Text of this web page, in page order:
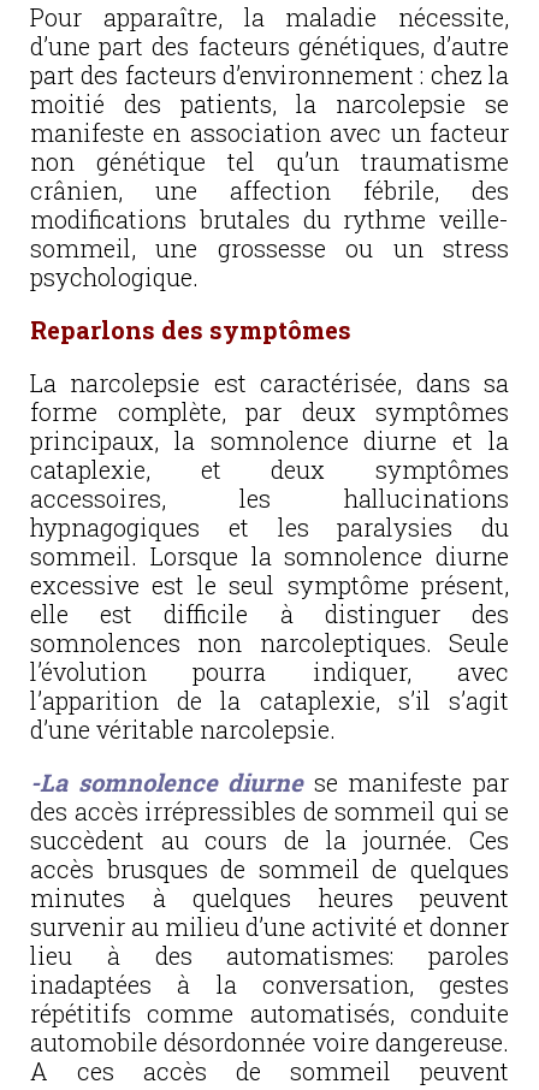
Pour apparaître, la maladie nécessite,
d’une part des facteurs génétiques, d’autre
part des facteurs d’environnement : chez la
moitié des patients, la narcolepsie se
manifeste en association avec un facteur
non génétique tel qu’un traumatisme
crânien, une affection fébrile, des
modifications brutales du rythme veille-
sommeil, une grossesse ou un stress
psychologique.
Reparlons des symptômes
La narcolepsie est caractérisée, dans sa
forme complète, par deux symptômes
principaux, la somnolence diurne et la
cataplexie, et deux symptômes
accessoires, les hallucinations
hypnagogiques et les paralysies du
sommeil. Lorsque la somnolence diurne
excessive est le seul symptôme présent,
elle est difficile à distinguer des
somnolences non narcoleptiques. Seule
l’évolution pourra indiquer, avec
l’apparition de la cataplexie, s’il s’agit
d’une véritable narcolepsie.
-La somnolence diurnese manifeste par
des accès irrépressibles de sommeil qui se
succèdent au cours de la journée. Ces
accès brusques de sommeil de quelques
minutes à quelques heures peuvent
survenir au milieu d’une activité et donner
lieu à des automatismes: paroles
inadaptées à la conversation, gestes
répétitifs comme automatisés, conduite
automobile désordonnée voire dangereuse.
A ces accès de sommeil peuvent